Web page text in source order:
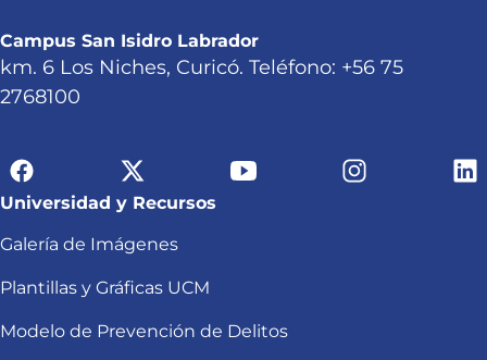
Campus San Isidro Labrador
km. 6 Los Niches, Curicó. Teléfono: +56 75
2768100
Universidad y Recursos
Galería de Imágenes
Plantillas y Gráficas UCM
Modelo de Prevención de Delitos